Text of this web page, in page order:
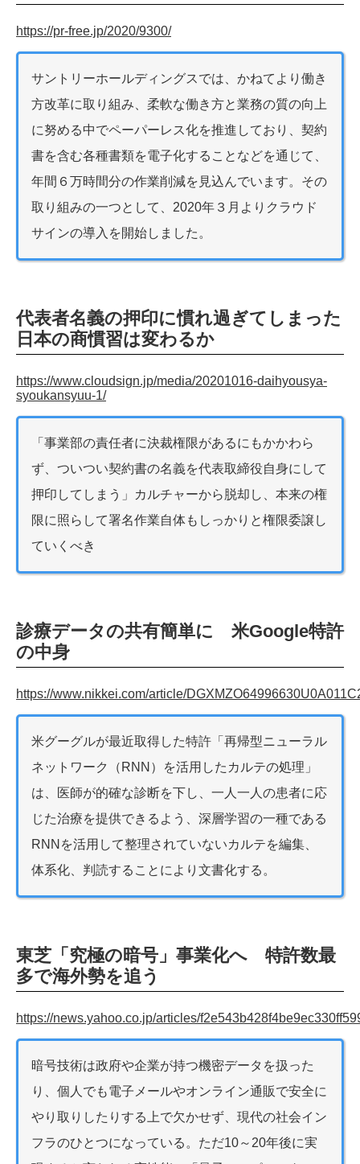
https://pr-free.jp/2020/9300/
サントリーホールディングスでは、かねてより働き
方改革に取り組み、柔軟な働き方と業務の質の向上
に努める中でペーパーレス化を推進しており、契約
書を含む各種書類を電子化することなどを通じて、
年間６万時間分の作業削減を見込んでいます。その
取り組みの一つとして、2020年３月よりクラウド
サインの導入を開始しました。
代表者名義の押印に慣れ過ぎてしまった
日本の商慣習は変わるか
https://www.cloudsign.jp/media/20201016-daihyousya-
syoukansyuu-1/
「事業部の責任者に決裁権限があるにもかかわら
ず、ついつい契約書の名義を代表取締役自身にして
押印してしまう」カルチャーから脱却し、本来の権
限に照らして署名作業自体もしっかりと権限委譲し
ていくべき
診療データの共有簡単に 米Google特許
の中身
https://www.nikkei.com/article/
米グーグルが最近取得した特許「再帰型ニューラル
ネットワーク（RNN）を活用したカルテの処理」
は、医師が的確な診断を下し、一人一人の患者に応
じた治療を提供できるよう、深層学習の一種である
RNNを活用して整理されていないカルテを編集、
体系化、判読することにより文書化する。
東芝「究極の暗号」事業化へ 特許数最
多で海外勢を追う
https://news.yahoo.co.jp/articles/
暗号技術は政府や企業が持つ機密データを扱った
り、個人でも電子メールやオンライン通販で安全に
やり取りしたりする上で欠かせず、現代の社会イン
フラのひとつになっている。ただ10～20年後に実